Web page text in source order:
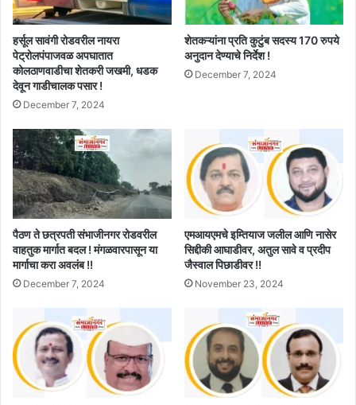
हर्सूल सावंगी रोडवरील नायरा
पेट्रोलपंपाजवळ अपघातात
कोलठाणवाडीचा शेतकरी जखमी, धडक
देवून गाडीचालक पसार !
December 7, 2024
शेतकऱ्यांना प्रति कुटुंब सदस्य 170 रुपये
अनुदान देण्याचे निर्देश !
December 7, 2024
पैठण ते छत्रपती संभाजीनगर रोडवरील
वाहतुक मार्गात बदल ! मंगळवारपासून या
मार्गाचा करा अवलंब !!
December 7, 2024
एमआयएमचे इम्तियाज जलील आणि नासेर
सिद्दीकी आघाडीवर, अतुल सावे व प्रदीप
जैस्वाल पिछाडीवर !!
November 23, 2024